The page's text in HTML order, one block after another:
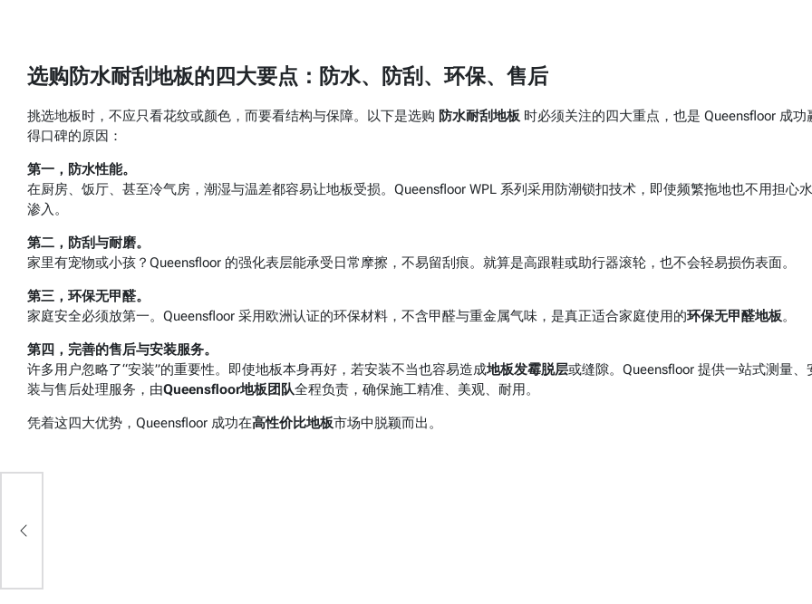
选购防水耐刮地板的四大要点：防水、防刮、环保、售后
挑选地板时，不应只看花纹或颜色，而要看结构与保障。以下是选购 防水耐刮地板 时必须关注的四大重点，也是 Queensfloor 成功
得口碑的原因：
第一，防水性能。
在厨房、饭厅、甚至冷气房，潮湿与温差都容易让地板受损。Queensfloor WPL 系列采用防潮锁扣技术，即使频繁拖地也不用担心
渗入。
第二，防刮与耐磨。
家里有宠物或小孩？Queensfloor 的强化表层能承受日常摩擦，不易留刮痕。就算是高跟鞋或助行器滚轮，也不会轻易损伤表面。
第三，环保无甲醛。
家庭安全必须放第一。Queensfloor 采用欧洲认证的环保材料，不含甲醛与重金属气味，是真正适合家庭使用的环保无甲醛地板。
第四，完善的售后与安装服务。
许多用户忽略了“安装”的重要性。即使地板本身再好，若安装不当也容易造成地板发霉脱层或缝隙。Queensfloor 提供一站式测量、
装与售后处理服务，由Queensfloor地板团队全程负责，确保施工精准、美观、耐用。
凭着这四大优势，Queensfloor 成功在高性价比地板市场中脱颖而出。